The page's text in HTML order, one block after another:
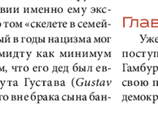
Кругозор плюс!
Life in Франкфурт